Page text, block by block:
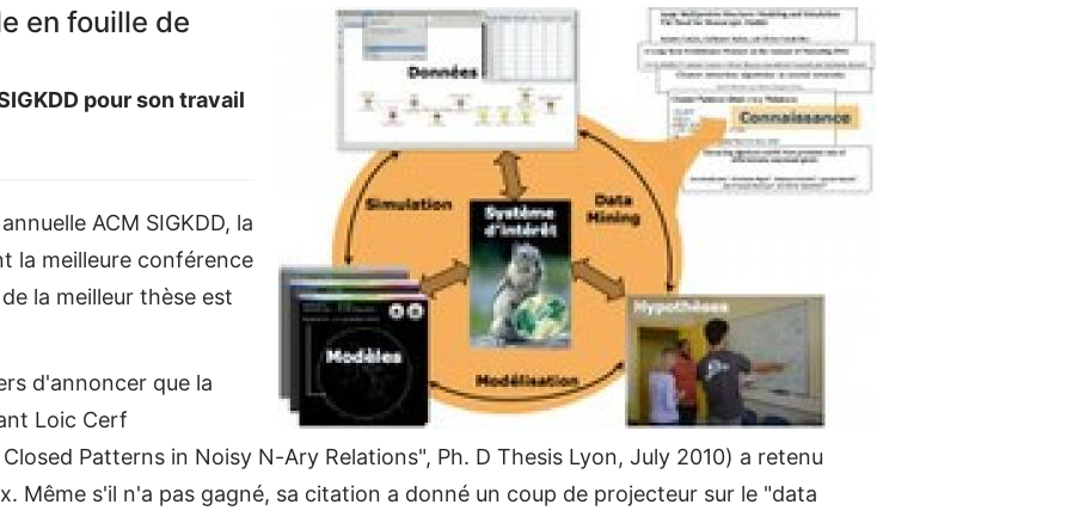
en fouille de
pour son travail
ACM SIGKDD, la
la meilleure conférence
la meilleur thèse est
d'annoncer que la
Loic Cerf
Patterns in Noisy N-Ary Relations", Ph. D Thesis Lyon, July 2010) a retenu
Même s'il n'a pas gagné, sa citation a donné un coup de projecteur sur le "data